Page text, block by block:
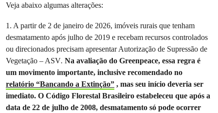
Veja abaixo algumas alterações:
1. A partir de 2 de janeiro de 2026, imóveis rurais que tenham
desmatamento após julho de 2019 e recebam recursos controlados
ou direcionados precisam apresentar Autorização de Supressão de
Vegetação – ASV. Na avaliação do Greenpeace, essa regra é
um movimento importante, inclusive recomendado no
relatório “Bancando a Extinção” , mas seu início deveria ser
imediato. O Código Florestal Brasileiro estabeleceu que após a
data de 22 de julho de 2008, desmatamento só pode ocorrer